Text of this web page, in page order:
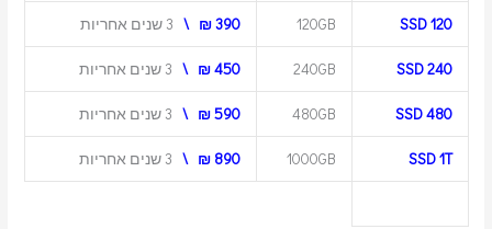
SSD 120
120GB
390 ₪ \ 3 שנים אחריות
SSD 240
240GB
450 ₪ \ 3 שנים אחריות
SSD 480
480GB
590 ₪ \ 3 שנים אחריות
SSD 1T
1000GB
890 ₪ \ 3 שנים אחריות